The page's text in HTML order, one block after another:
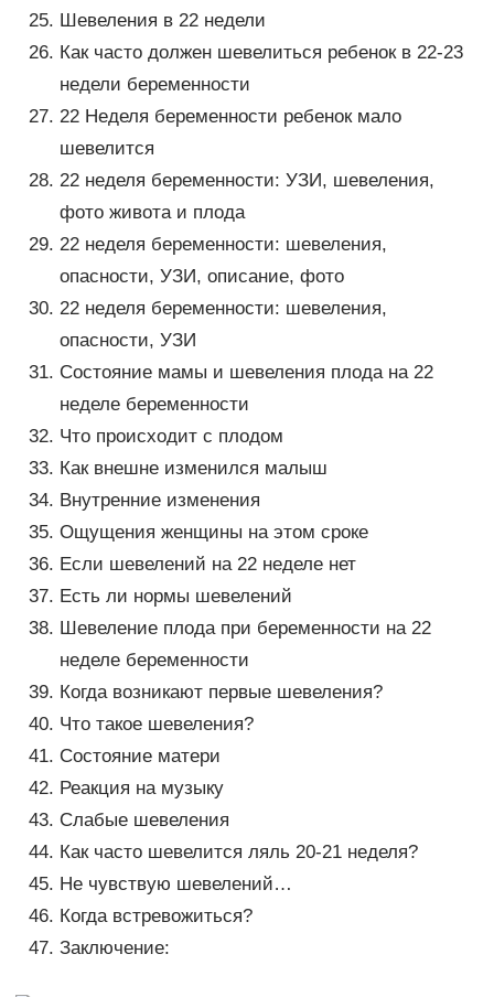
Шевеления в 22 недели
Как часто должен шевелиться ребенок в 22-23
недели беременности
22 Неделя беременности ребенок мало
шевелится
22 неделя беременности: УЗИ, шевеления,
фото живота и плода
22 неделя беременности: шевеления,
опасности, УЗИ, описание, фото
22 неделя беременности: шевеления,
опасности, УЗИ
Состояние мамы и шевеления плода на 22
неделе беременности
Что происходит с плодом
Как внешне изменился малыш
Внутренние изменения
Ощущения женщины на этом сроке
Если шевелений на 22 неделе нет
Есть ли нормы шевелений
Шевеление плода при беременности на 22
неделе беременности
Когда возникают первые шевеления?
Что такое шевеления?
Состояние матери
Реакция на музыку
Слабые шевеления
Как часто шевелится ляль 20-21 неделя?
Не чувствую шевелений…
Когда встревожиться?
Заключение: